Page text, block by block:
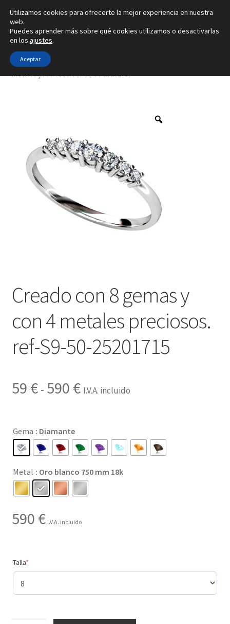
Ir
a
la
navegación
Ir
al
contenido
Inicio
Alianzas
Pendientes
Colgantes
Sobre nosotros
Inicio Tipo de joya
metales preciosos. ref-S9-50-25201715
Creado con 8 gemas y
con 4 metales preciosos.
ref-S9-50-25201715
59 € - 590 €Rango
desde
59 €
hasta
590 €
I.V.A. incluido
Gema : Diamante
Metal : Oro blanco 750 mm 18k
590 € I.V.A. incluido
Talla*(required)
Utilizamos cookies para ofrecerte la mejor experiencia en nuestra
web.
Puedes aprender más sobre qué cookies utilizamos o desactivarlas
en los ajustes.
Aceptar